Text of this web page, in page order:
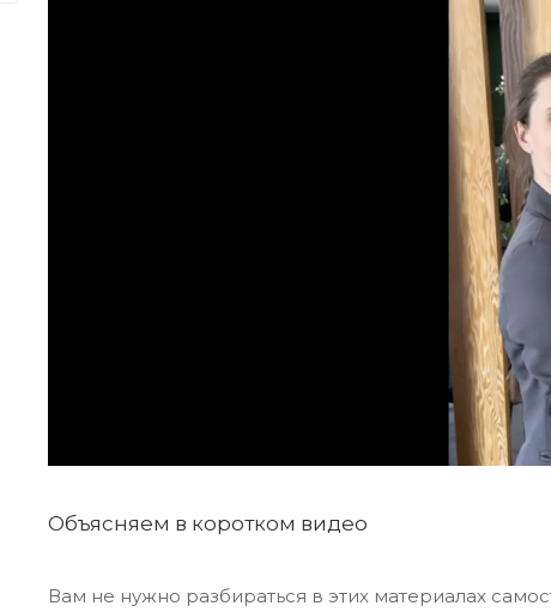
Объясняем в коротком видео
Вам не нужно разбираться в этих материалах